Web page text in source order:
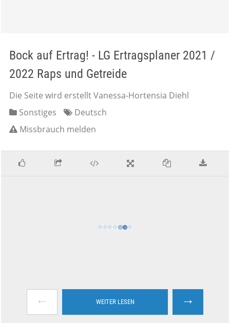
Bock auf Ertrag! - LG Ertragsplaner 2021 /
2022 Raps und Getreide
Die Seite wird erstellt Vanessa-Hortensia Diehl
Sonstiges
Deutsch
Missbrauch melden
← WEITER LESEN →